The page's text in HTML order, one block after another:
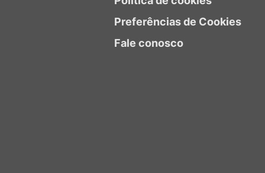
Preferências de Cookies
Fale conosco